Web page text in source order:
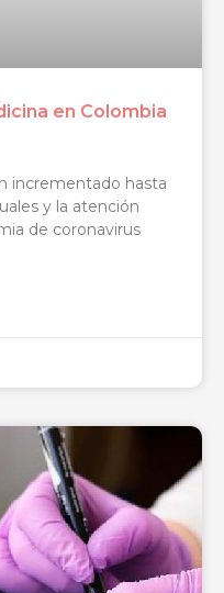
en Colombia
incrementado hasta
y la atención
de coronavirus